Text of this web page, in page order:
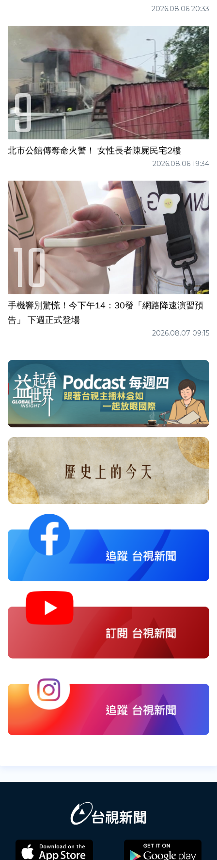
2026.08.06 20:33
北市公館傳奪命火警！ 女性長者陳屍民宅2樓
2026.08.06 19:34
手機響別驚慌！今下午14：30發「網路降速演習預
告」 下週正式登場
2026.08.07 09:15